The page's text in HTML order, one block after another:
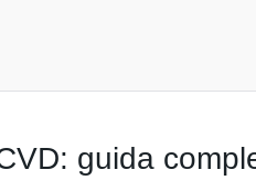
guida